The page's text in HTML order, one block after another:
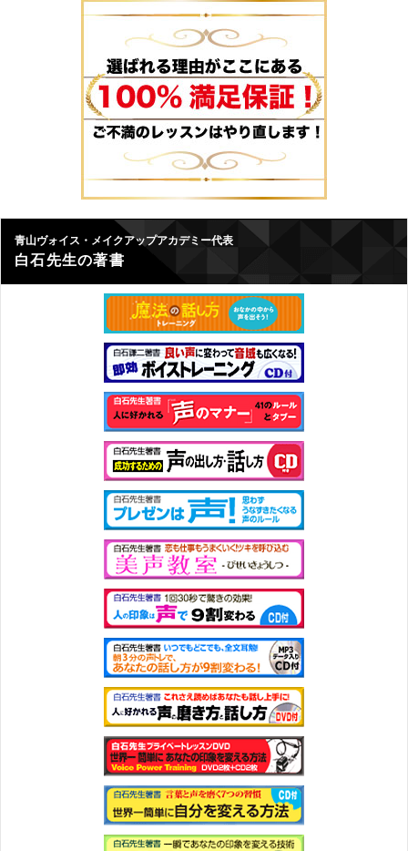
青山ヴォイス・メイクアップアカデミー代表
白石先生の著書